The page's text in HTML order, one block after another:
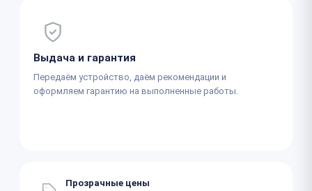
Выдача и гарантия
Передаём устройство, даём рекомендации и
оформляем гарантию на выполненные работы.
Прозрачные цены